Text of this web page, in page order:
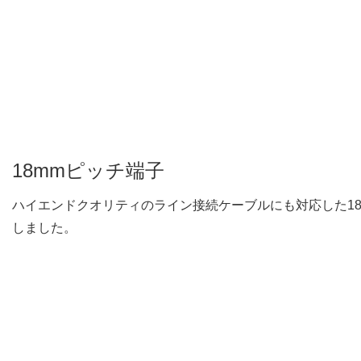
18mmピッチ端子
ハイエンドクオリティのライン接続ケーブルにも対応した
しました。